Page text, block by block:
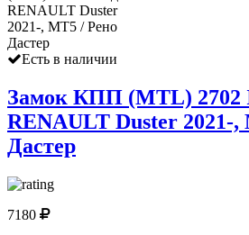
Есть в наличии
Замок КПП (MTL) 2702
RENAULT Duster 2021-
Дастер
7180